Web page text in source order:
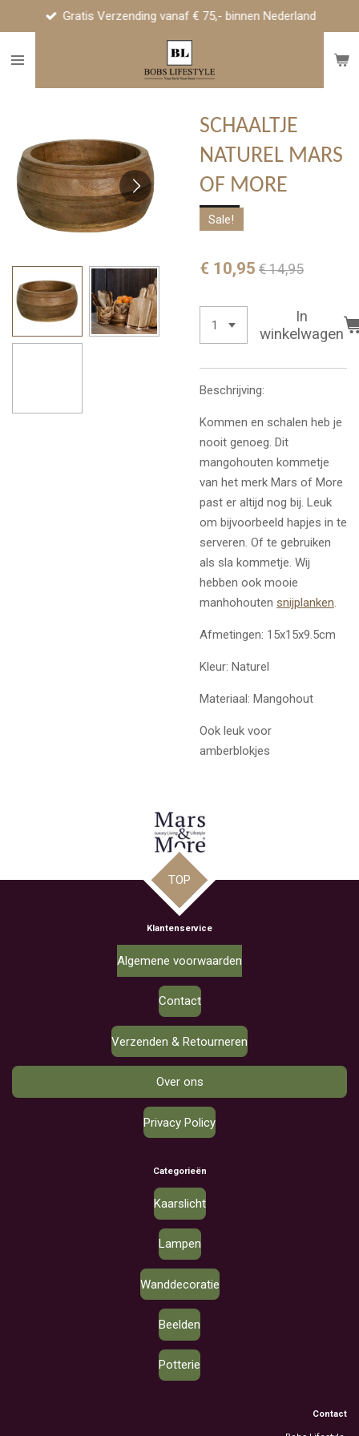
naar
Gratis Verzending vanaf € 75,- binnen Nederland
SCHAALTJE
NATUREL MARS
OF MORE
Sale!
€ 10,95 € 14,95
In
winkelwagen
Beschrijving:
Kommen en schalen heb je
nooit genoeg. Dit
mangohouten kommetje
van het merk Mars of More
past er altijd nog bij. Leuk
om bijvoorbeeld hapjes in te
serveren. Of te gebruiken
als sla kommetje. Wij
hebben ook mooie
manhohouten snijplanken.
Afmetingen: 15x15x9.5cm
Kleur: Naturel
Materiaal: Mangohout
Ook leuk voor
amberblokjes
TOP
Klantenservice
Algemene voorwaarden
Contact
Verzenden & Retourneren
Over ons
Privacy Policy
Categorieën
Kaarslicht
Lampen
Wanddecoratie
Beelden
Potterie
Contact